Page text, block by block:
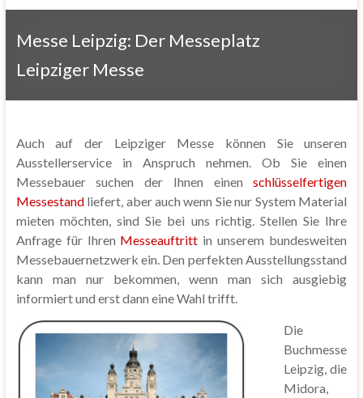
für
Messe Leipzig: Der Messeplatz
Leipziger Messe
Auch auf der Leipziger Messe können Sie unseren
Ausstellerservice in Anspruch nehmen. Ob Sie einen
Messebauer suchen der Ihnen einenschlüsselfertigen
Messestandliefert, aber auch wenn Sie nur System Material
mieten möchten, sind Sie bei uns richtig. Stellen Sie Ihre
Anfrage für Ihren Messeauftritt in unserem bundesweiten
Messebauernetzwerk ein. Den perfekten Ausstellungsstand
kann man nur bekommen, wenn man sich ausgiebig
informiert und erst dann eine Wahl trifft.
Die
Buchmesse
Leipzig, die
Midora,